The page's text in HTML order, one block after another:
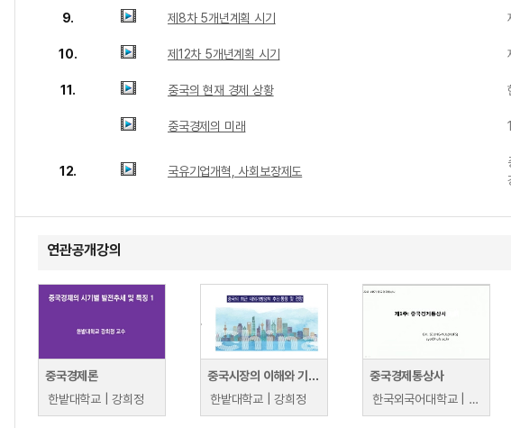
9. 제8차 5개년계획 시기
10. 제12차 5개년계획 시기
11. 중국의 현재 경제 상황
중국경제의 미래
12. 국유기업개혁, 사회보장제도
연관공개강의
중국경제론
한밭대학교 | 강희정
중국시장의 이해와 기업전략
한밭대학교 | 강희정
중국경제통상사
한국외국어대학교 | 오승렬